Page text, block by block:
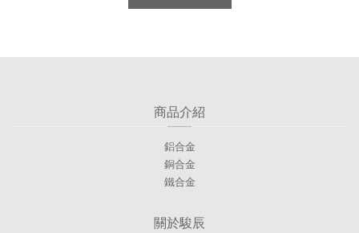
商品介紹
鋁合金
銅合金
鐵合金
關於駿辰